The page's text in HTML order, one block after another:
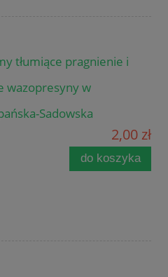
tłumiące pragnienie i
wazopresyny w
Sadowska
2,00 zł
do koszyka